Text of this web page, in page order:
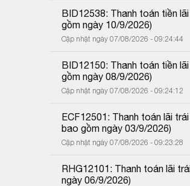
BID12538: Thanh toán tiền
gồm ngày 10/9/2026)
Cập nhật ngày 07/08/2026 - 09:24:44
BID12150: Thanh toán tiền
gồm ngày 08/9/2026)
Cập nhật ngày 07/08/2026 - 09:24:12
ECF12501: Thanh toán lãi
bao gồm ngày 03/9/2026)
Cập nhật ngày 07/08/2026 - 09:23:28
RHG12101: Thanh toán lãi
ngày 06/9/2026)